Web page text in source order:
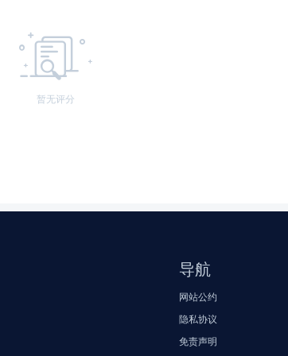
暂无评分
导航
网站公约
隐私协议
免责声明